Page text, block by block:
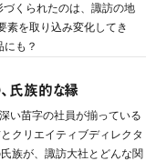
くられたのは、諏訪の地
素を取り込み変化してき
も？
氏族的な縁
い苗字の社員が揃っている
クリエイティブディレクタ
族が、諏訪大社とどんな関